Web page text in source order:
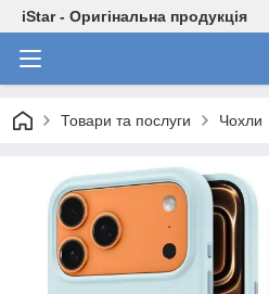
iStar - Оригінальна продукція
Товари та послуги Чохли